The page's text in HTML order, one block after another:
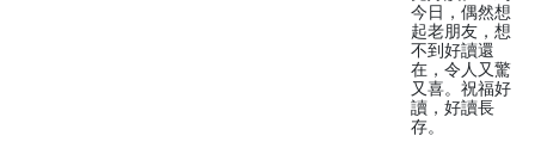
今日，偶然想
起老朋友，想
不到好讀還
在，令人又驚
又喜。祝福好
讀，好讀長
存。